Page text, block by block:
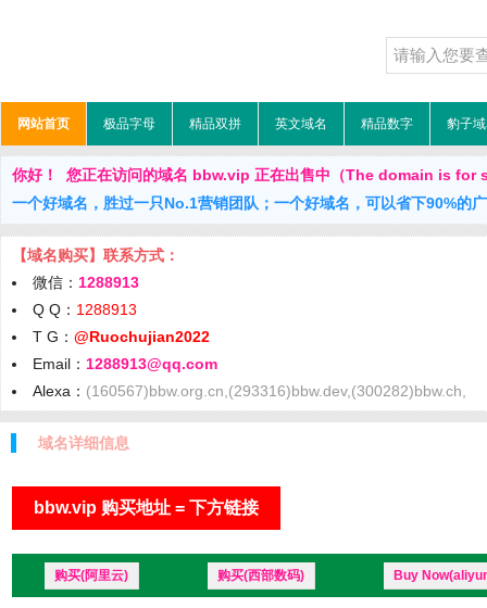
网站首页 极品字母 精品双拼 英文域名 精品数字 豹子
你好！ 您正在访问的域名 bbw.vip 正在出售中（The domain is for
一个好域名，胜过一只No.1营销团队；一个好域名，可以省下90%的
【域名购买】联系方式：
微信： 1288913
Q Q： 1288913
T G： @Ruochujian2022
Email： 1288913@qq.com
Alexa： (160567)bbw.org.cn,(293316)bbw.dev,(300282)bbw.ch,
域名详细信息
bbw.vip 购买地址 = 下方链接
购买(阿里云) 购买(西部数码) Buy